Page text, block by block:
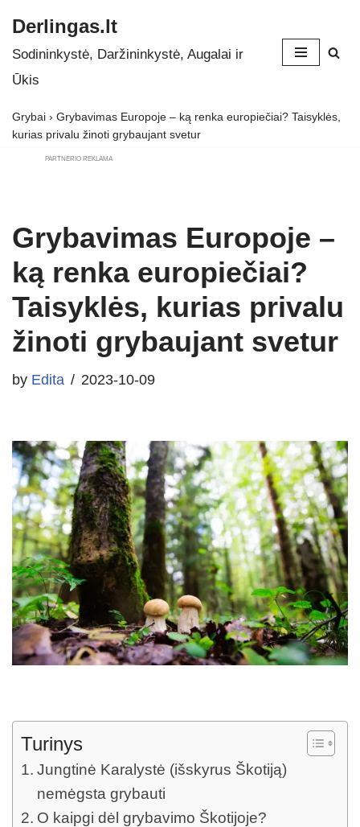
Skip
to
Derlingas.lt
Sodininkystė, Daržininkystė, Augalai ir
Ūkis
Grybai › Grybavimas Europoje – ką renka europiečiai? Taisyklės,
kurias privalu žinoti grybaujant svetur
PARTNERIO REKLAMA
Grybavimas Europoje –
ką renka europiečiai?
Taisyklės, kurias privalu
žinoti grybaujant svetur
by Edita 2023-10-09
Turinys
Jungtinė Karalystė (išskyrus Škotiją)
nemėgsta grybauti
O kaipgi dėl grybavimo Škotijoje?